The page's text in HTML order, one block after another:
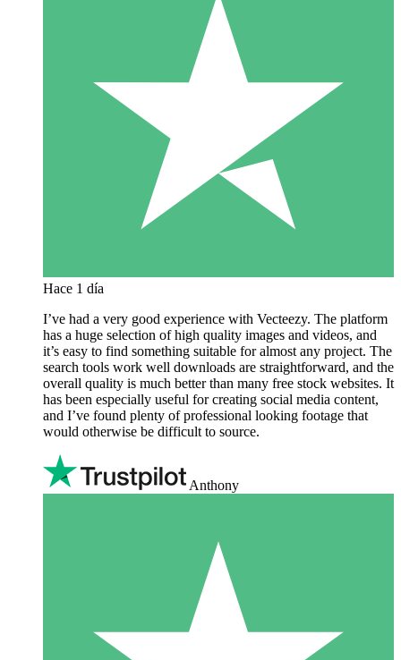
Hace 1 día
I’ve had a very good experience with Vecteezy. The platform
has a huge selection of high quality images and videos, and
it’s easy to find something suitable for almost any project. The
search tools work well downloads are straightforward, and the
overall quality is much better than many free stock websites. It
has been especially useful for creating social media content,
and I’ve found plenty of professional looking footage that
would otherwise be difficult to source.
Anthony